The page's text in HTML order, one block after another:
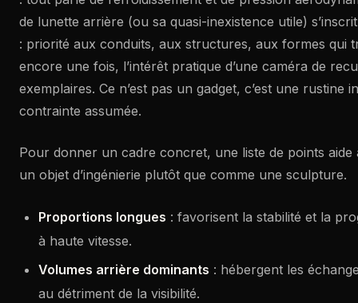
de lunette arrière (ou sa quasi-inexistence utile)
: priorité aux conduits, aux structures, aux formes qui
encore une fois, l’intérêt pratique d’une caméra de
exemplaires. Ce n’est pas un gadget, c’est une rustine
contrainte assumée.
Pour donner un cadre concret, une liste de points aide
un objet d’ingénierie plutôt que comme une sculpture.
Proportions longues : favorisent la stabilité et la
à haute vitesse.
Volumes arrière dominants : hébergent les
au détriment de la visibilité.